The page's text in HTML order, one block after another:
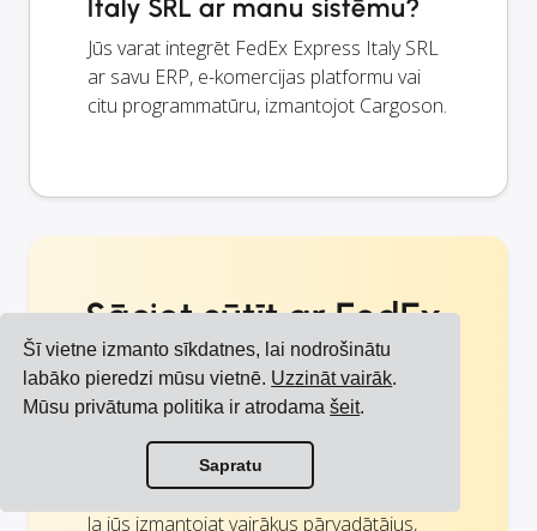
Šī vietne izmanto sīkdatnes, lai nodrošinātu
labāko pieredzi mūsu vietnē. Uzzināt vairāk.
Mūsu privātuma politika ir atrodamašeit.
Sapratu
Italy SRL ar manu sistēmu?
Jūs varat integrēt FedEx Express Italy SRL
ar savu ERP, e-komercijas platformu vai
citu programmatūru, izmantojot Cargoson.
Sāciet sūtīt ar FedEx
IT un citiem
pārvadātājiem
Jūsu laiks ir vērtīgs
Ja jūs izmantojat vairākus pārvadātājus,